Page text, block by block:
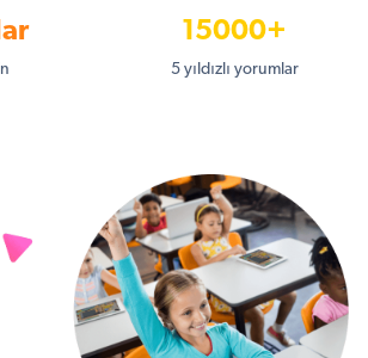
15000+
5 yıldızlı yorumlar